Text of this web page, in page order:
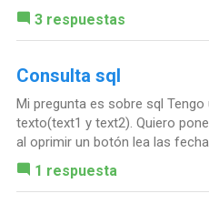
3 respuestas
Consulta sql
Mi pregunta es sobre sql
texto(text1 y text2). Quiero
al oprimir un botón lea las
1 respuesta